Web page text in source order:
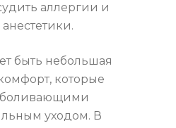
аллергии и
быть небольшая
которые
уходом. В